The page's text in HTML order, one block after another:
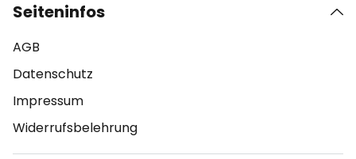
Seiteninfos
AGB
Datenschutz
Impressum
Widerrufsbelehrung